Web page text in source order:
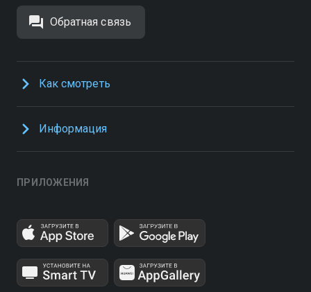
Обратная связь
Как смотреть
Информация
ПРИЛОЖЕНИЯ